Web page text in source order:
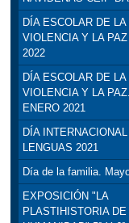
DÍA ESCOLAR DE LA
VIOLENCIA Y LA
2022
DÍA ESCOLAR DE LA
VIOLENCIA Y LA
ENERO 2021
DÍA
LENGUAS 2021
Día de la familia.
EXPOSICIÓN "LA
PLASTIHISTORIA DE